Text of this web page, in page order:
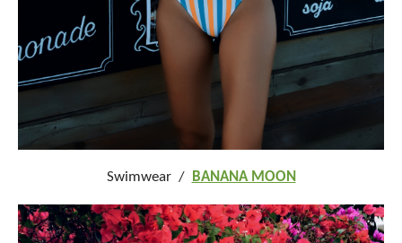
Swimwear / BANANA MOON